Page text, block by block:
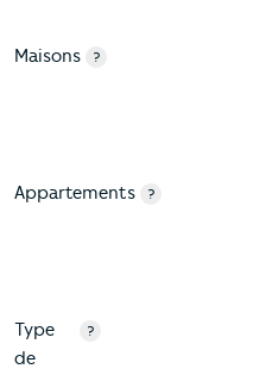
Maisons ?
Appartements ?
Type
de
?